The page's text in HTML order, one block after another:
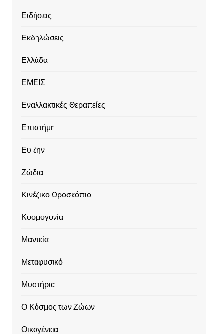
Ειδήσεις
Εκδηλώσεις
Ελλάδα
ΕΜΕΙΣ
Εναλλακτικές Θεραπείες
Επιστήμη
Ευ ζην
Ζώδια
Κινέζικο Ωροσκόπιο
Κοσμογονία
Μαντεία
Μεταφυσικό
Μυστήρια
Ο Κόσμος των Ζώων
Οικογένεια